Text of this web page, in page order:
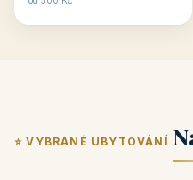
⭐ VYBRANÉ UBYTOVÁNÍ